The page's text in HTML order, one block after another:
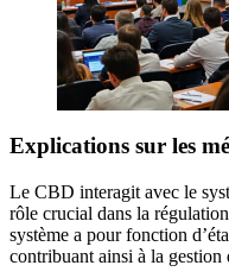
Explications sur les
Le CBD interagit avec le
rôle crucial dans la
système a pour fonction
contribuant ainsi à la gestion